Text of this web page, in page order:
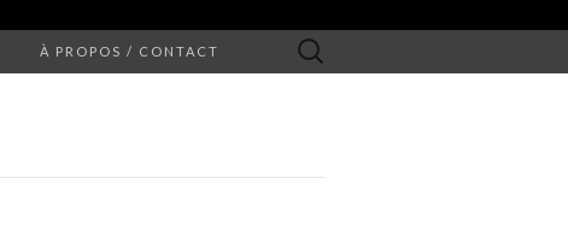
À PROPOS / CONTACT Rechercher :